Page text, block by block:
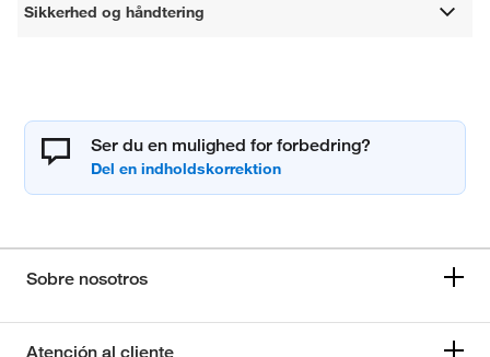
Sikkerhed og håndtering
Ser du en mulighed for forbedring?
Sobre nosotros
Atención al cliente